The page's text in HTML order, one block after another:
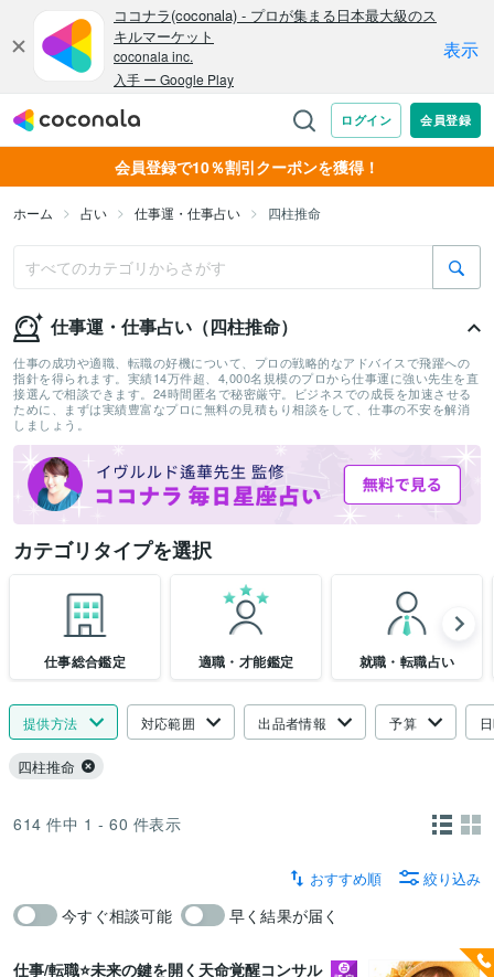
会員登録で10％割引クーポンを獲得！
ホーム 占い 仕事運・仕事占い 四柱推命
仕事運・仕事占い（四柱推命）
仕事の成功や適職、転職の好機について、プロの戦略的なアドバイスで飛躍への
指針を得られます。実績14万件超、4,000名規模のプロから仕事運に強い先生を直
接選んで相談できます。24時間匿名で秘密厳守。ビジネスでの成長を加速させる
ために、まずは実績豊富なプロに無料の見積もり相談をして、仕事の不安を解消
しましょう。
カテゴリタイプを選択
仕事総合鑑定 適職・才能鑑定 就職・転職占い
提供方法 対応範囲 出品者情報 予算
四柱推命
614 件中 1 - 60 件表示
今すぐ相談可能 早く結果が届く
おすすめ順 絞り込み
仕事/転職⭐️未来の鍵を開く天命覚醒コンサル